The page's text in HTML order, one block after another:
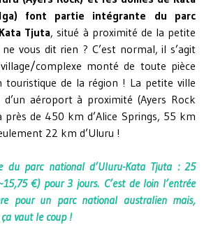
font partie intégrante du parc
Tjuta, situé à proximité de la petite
vous dit rien ? C’est normal, il s’agit
complexe monté de toute pièce
touristique de la région ! La petite ville
d’un aéroport à proximité (Ayers Rock
près de 450 km d’Alice Springs, 55 km
22 km d’Uluru !
du parc national d’Uluru-Kata Tjuta : 25
€) pour 3 jours. C’est de loin l’entrée
pour un parc national australien mais,
vaut le coup !